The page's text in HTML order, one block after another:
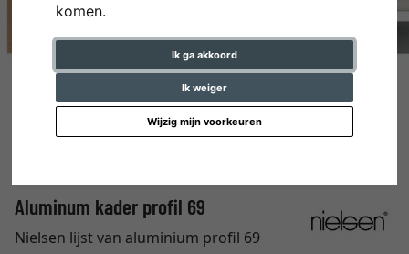
komen.
Ik ga akkoord
Ik weiger
Wijzig mijn voorkeuren
Aluminum kader profil 69
Nielsen lijst van aluminium profil 69